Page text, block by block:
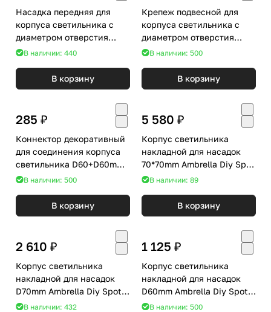
Насадка передняя для
корпуса светильника с
диаметром отверстия
D60mm Ambrella DIY Spot
В наличии: 440
В корзину
Крепеж подвесной для
корпуса светильника с
диаметром отверстия
D60mm Ambrella DIY Spot
В наличии: 500
В корзину
285 ₽
Коннектор декоративный
для соединения корпуса
светильника D60+D60mm
Ambrella DIY Spot A2063
В наличии: 500
В корзину
5 580 ₽
Корпус светильника
накладной для насадок
70*70mm Ambrella Diy Spot
C7842
В наличии: 89
В корзину
2 610 ₽
Корпус светильника
накладной для насадок
D70mm Ambrella Diy Spot
C7456
В наличии: 432
1 125 ₽
Корпус светильника
накладной для насадок
D60mm Ambrella Diy Spot
C6314
В наличии: 500